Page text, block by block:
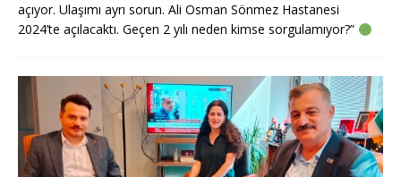
açıyor. Ulaşımı ayrı sorun. Ali Osman Sönmez Hastanesi
2024’te açılacaktı. Geçen 2 yılı neden kimse sorgulamıyor?”